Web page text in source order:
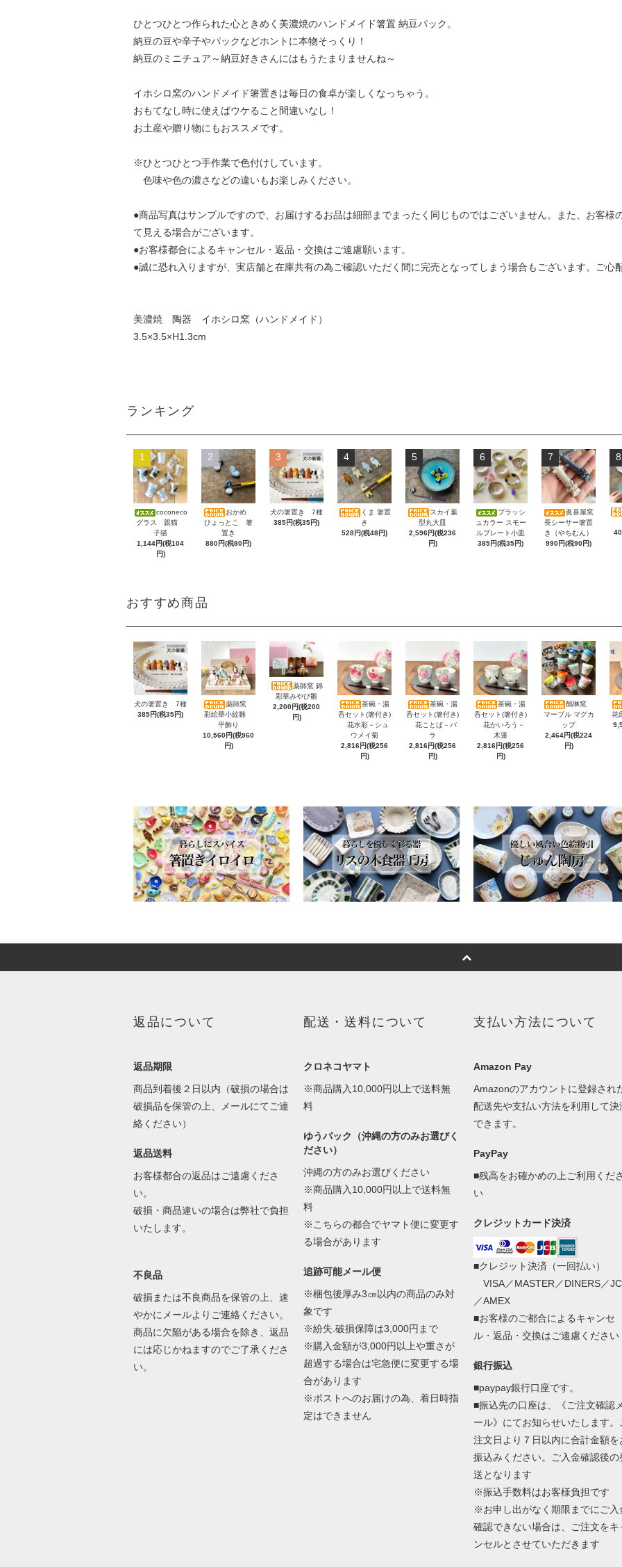
ひとつひとつ作られた心ときめく美濃焼のハンドメイド箸置 納豆パック。
納豆の豆や辛子やパックなどホントに本物そっくり！
納豆のミニチュア～納豆好きさんにはもうたまりませんね～
イホシロ窯のハンドメイド箸置きは毎日の食卓が楽しくなっちゃう。
おもてなし時に使えばウケること間違いなし！
お土産や贈り物にもおススメです。
※ひとつひとつ手作業で色付けしています。
色味や色の濃さなどの違いもお楽しみください。
●商品写真はサンプルですので、お届けするお品は細部までまったく同じものではございません。また、お客様
て見える場合がございます。
●お客様都合によるキャンセル・返品・交換はご遠慮願います。
●誠に恐れ入りますが、実店舗と在庫共有の為ご確認いただく間に完売となってしまう場合もございます。ご心
美濃焼 陶器 イホシロ窯（ハンドメイド）
3.5×3.5×H1.3cm
ランキング
1
coconeco
グラス 親猫
子猫
1,144円(税104
円)
2
おかめ
ひょっとこ 箸
置き
880円(税80円)
3
犬の箸置き 7種
385円(税35円)
4
くま 箸置
き
528円(税48円)
5
スカイ葉
型丸大皿
2,596円(税236
円)
6
ブラッシ
ュカラー スモー
ルプレート小皿
385円(税35円)
7
眞喜屋窯
長シーサー箸置
き（やちむん）
990円(税90円)
8
おすすめ商品
犬の箸置き 7種
385円(税35円)
薬師窯
彩絵華小紋雛
平飾り
10,560円(税960
円)
薬師窯 錦
彩華みやび雛
2,200円(税200
円)
茶碗・湯
呑セット(箸付き)
花水彩－シュ
ウメイ菊
2,816円(税256
円)
茶碗・湯
呑セット(箸付き)
花ことば－バ
ラ
2,816円(税256
円)
茶碗・湯
呑セット(箸付き)
花かいろう－
木蓮
2,816円(税256
円)
鶴琳窯
マーブル マグカ
ップ
2,464円(税224
円)
花
返品について
返品期限
商品到着後２日以内（破損の場合は
破損品を保管の上、メールにてご連
絡ください）
返品送料
お客様都合の返品はご遠慮くださ
い。
破損・商品違いの場合は弊社で負担
いたします。
不良品
破損または不良商品を保管の上、速
やかにメールよりご連絡ください。
商品に欠陥がある場合を除き、返品
には応じかねますのでご了承くださ
い。
配送・送料について
クロネコヤマト
※商品購入10,000円以上で送料無
料
ゆうパック（沖縄の方のみお選びく
ださい）
沖縄の方のみお選びください
※商品購入10,000円以上で送料無
料
※こちらの都合でヤマト便に変更す
る場合があります
追跡可能メール便
※梱包後厚み3㎝以内の商品のみ対
象です
※紛失.破損保障は3,000円まで
※購入金額が3,000円以上や重さが
超過する場合は宅急便に変更する場
合があります
※ポストへのお届けの為、着日時指
定はできません
支払い方法について
Amazon Pay
Amazonのアカウントに登録され
配送先や支払い方法を利用して決
できます。
PayPay
■残高をお確かめの上ご利用くだ
い
クレジットカード決済
■クレジット決済（一回払い）
VISA／MASTER／DINERS／
／AMEX
■お客様のご都合によるキャンセ
ル・返品・交換はご遠慮ください
銀行振込
■paypay銀行口座です。
■振込先の口座は、《ご注文確認
ール》にてお知らせいたします。
注文日より７日以内に合計金額を
振込みください。ご入金確認後の
送となります
※振込手数料はお客様負担です
※お申し出がなく期限までにご入
確認できない場合は、ご注文をキ
ンセルとさせていただきます